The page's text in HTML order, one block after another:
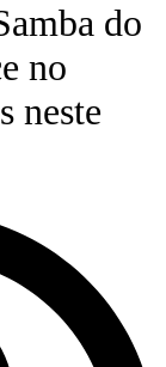
do
no
neste